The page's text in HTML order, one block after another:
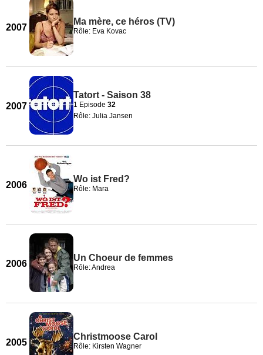
2007
Ma mère, ce héros (TV)
Rôle: Eva Kovac
2007
Tatort - Saison 38
1 Episode 32
Rôle: Julia Jansen
2006
Wo ist Fred?
Rôle: Mara
2006
Un Choeur de femmes
Rôle: Andrea
2005
Christmoose Carol
Rôle: Kirsten Wagner